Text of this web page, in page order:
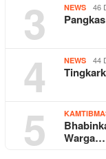
3 NEWS 46
4 NEWS 44
5
Warga…